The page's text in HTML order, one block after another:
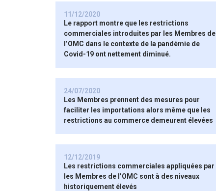
11/12/2020
Le rapport montre que les restrictions
commerciales introduites par les Membres de
l’OMC dans le contexte de la pandémie de
Covid-19 ont nettement diminué.
24/07/2020
Les Membres prennent des mesures pour
faciliter les importations alors même que les
restrictions au commerce demeurent élevées
12/12/2019
Les restrictions commerciales appliquées par
les Membres de l’OMC sont à des niveaux
historiquement élevés